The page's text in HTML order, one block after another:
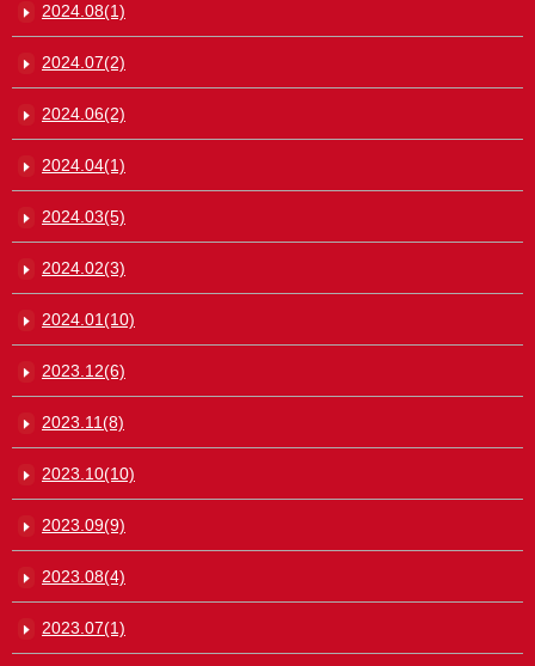
2024.08(1)
2024.07(2)
2024.06(2)
2024.04(1)
2024.03(5)
2024.02(3)
2024.01(10)
2023.12(6)
2023.11(8)
2023.10(10)
2023.09(9)
2023.08(4)
2023.07(1)